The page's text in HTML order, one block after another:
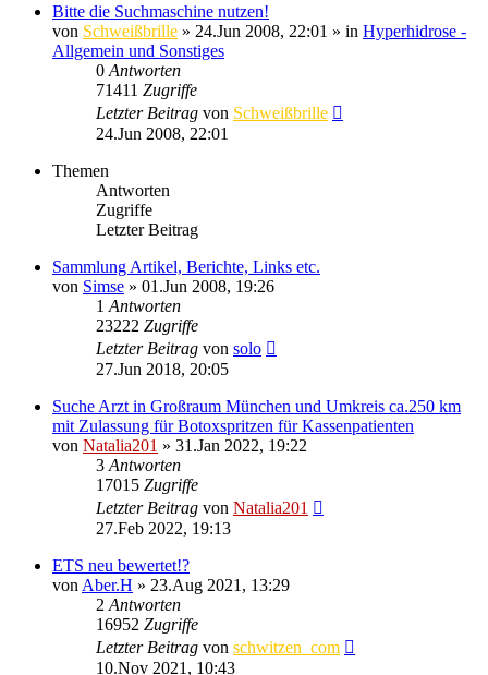
Bitte die Suchmaschine nutzen!
von Schweißbrille » 24.Jun 2008, 22:01 » in Hyperhidrose -
Allgemein und Sonstiges
0 Antworten
71411 Zugriffe
Letzter Beitrag von Schweißbrille
24.Jun 2008, 22:01
Themen
Antworten
Zugriffe
Letzter Beitrag
Sammlung Artikel, Berichte, Links etc.
von Simse » 01.Jun 2008, 19:26
1 Antworten
23222 Zugriffe
Letzter Beitrag von solo
27.Jun 2018, 20:05
Suche Arzt in Großraum München und Umkreis ca.250 km
mit Zulassung für Botoxspritzen für Kassenpatienten
von Natalia201 » 31.Jan 2022, 19:22
3 Antworten
17015 Zugriffe
Letzter Beitrag von Natalia201
27.Feb 2022, 19:13
ETS neu bewertet!?
von Aber.H » 23.Aug 2021, 13:29
2 Antworten
16952 Zugriffe
Letzter Beitrag von schwitzen_com
10.Nov 2021, 10:43